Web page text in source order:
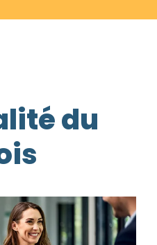
du